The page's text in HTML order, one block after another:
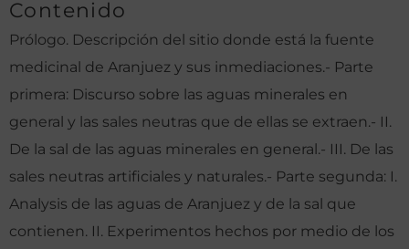
Contenido
Prólogo. Descripción del sitio donde está la fuente
medicinal de Aranjuez y sus inmediaciones.- Parte
primera: Discurso sobre las aguas minerales en
general y las sales neutras que de ellas se extraen.- II.
De la sal de las aguas minerales en general.- III. De las
sales neutras artificiales y naturales.- Parte segunda: I.
Analysis de las aguas de Aranjuez y de la sal que
contienen. II. Experimentos hechos por medio de los